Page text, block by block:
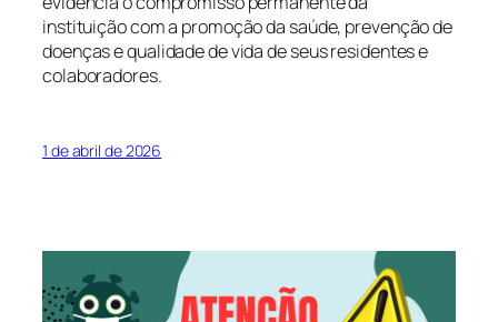
instituição com a promoção da saúde, prevenção de
doenças e qualidade de vida de seus residentes e
colaboradores.
1 de abril de 2026